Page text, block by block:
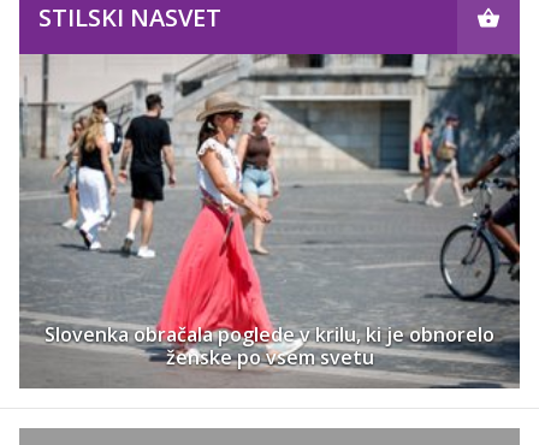
STILSKI NASVET
Slovenka obračala poglede v krilu, ki je obnorelo
ženske po vsem svetu